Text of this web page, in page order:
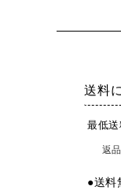
送料
最低送
返
●送料